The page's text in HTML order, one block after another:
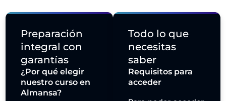
Preparación
integral con
garantías
¿Por qué elegir
nuestro curso en
Almansa?
Todo lo que
necesitas
saber
Requisitos para
acceder